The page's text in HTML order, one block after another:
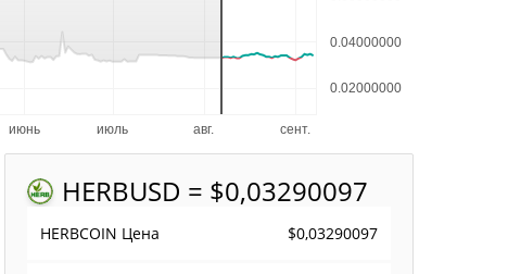
HERBUSD = $0,03290097
HERBCOIN Цена $0,03290097